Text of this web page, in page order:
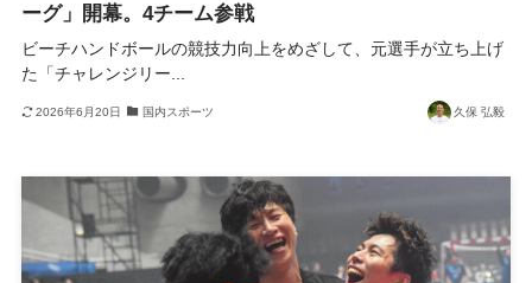
ーグ」開幕。4チーム参戦
ビーチハンドボールの競技力向上をめざして、元選手が立ち上げ
た「チャレンジリー...
2026年6月20日 国内スポーツ 久保 弘毅